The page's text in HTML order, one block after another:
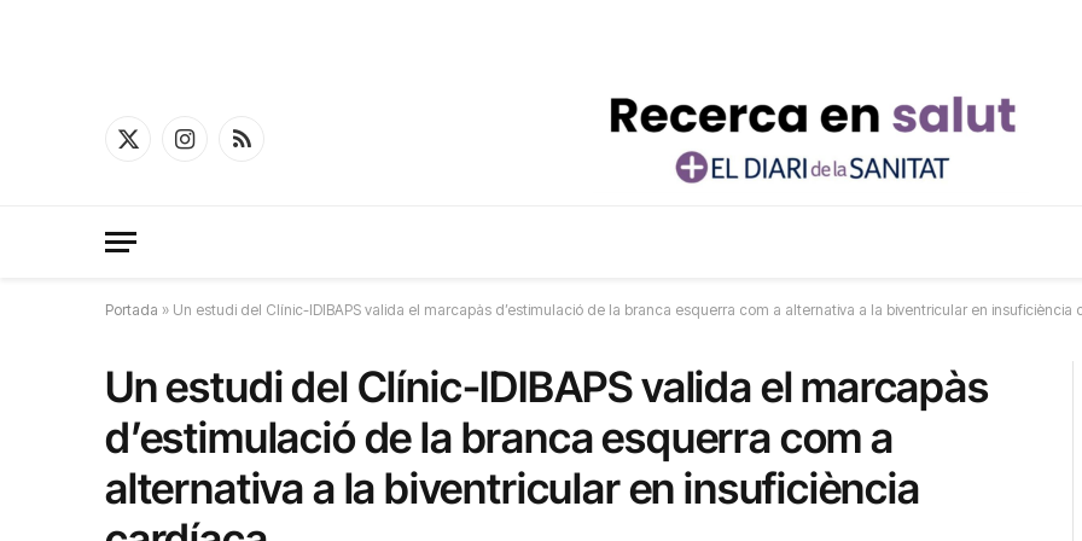
X
InstagramRSS
Portada » Un estudi del Clínic-IDIBAPS valida el marcapàs d’estimulació de la branca esquerra com a alternativa a la biventricular en insuficiència
Un estudi del Clínic-IDIBAPS valida el marcapàs
d’estimulació de la branca esquerra com a
alternativa a la biventricular en insuficiència